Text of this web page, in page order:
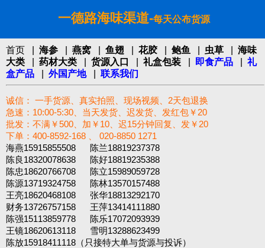
一德路海味渠道-每天公布货源
首页 海参 燕窝 鱼翅 花胶 鲍鱼 虫草
海味
大类
药材大类 货源入口 礼盒包装 即食产品
礼
盒产品
外国产地| 联系我们
诚信： 一手货源、真实拍照、现场视频、2天包退换
急速：10:00-5:30、当天发货、迟发货、发红包￥20
批发：不满￥500、加￥10、迟15分钟回复、发￥20
下单：400-8592-168 、 020-8850 1271‬
海燕15915855508 陈兰18819237378
陈良18320078638 陈好18819235388
陈忠18620766708 陈立15989059728
陈源13719324758 陈林13570157488
王亮18620468108 张华18813292170
财务13726757158 王萍13414111880
陈强15113859778 陈乐17072093939
王镜18620613118 雪明13288623499
陈放15918411118（只接特大单与货源与投诉）